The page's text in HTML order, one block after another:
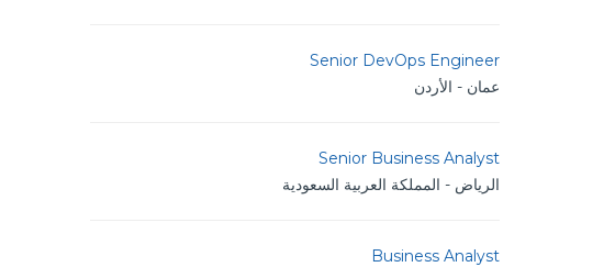
Senior DevOps Engineer
عمان - الأردن
Senior Business Analyst
الرياض - المملكة العربية السعودية
Business Analyst